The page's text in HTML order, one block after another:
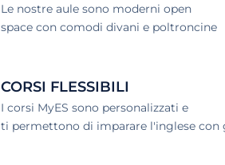
Le nostre aule sono moderni open
space con comodi divani e poltroncine
CORSI FLESSIBILI
I corsi MyES sono personalizzati e
ti permettono di imparare l'inglese con